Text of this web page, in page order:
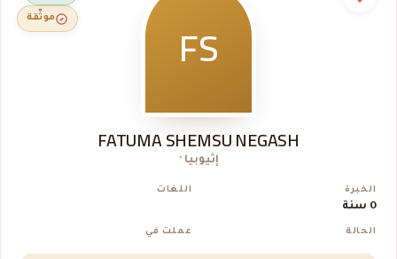
موثّقة FS
FATUMA SHEMSU NEGASH
إثيوبيا ·
الخبرة
0 سنة
اللغات
الحالة عملت في